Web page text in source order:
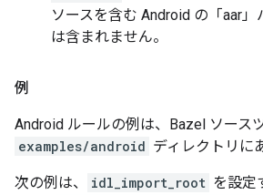
ソースを含む Android の「aar
は含まれません。
例
Android ルールの例は、Bazel ソース
examples/android ディレクトリに
次の例は、 idl_import_root を設定